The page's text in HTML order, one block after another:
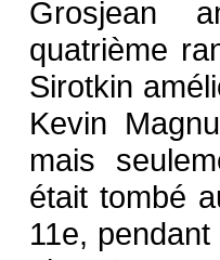
Grosjean
quatrième
Sirotkin
Kevin
mais
était tombé
11e,